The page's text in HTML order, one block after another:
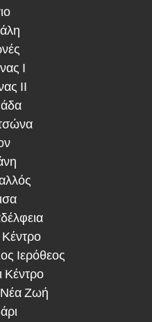
Ι
ΙΙ
Κέντρο
Ιερόθεος
Κέντρο
Νέα Ζωή